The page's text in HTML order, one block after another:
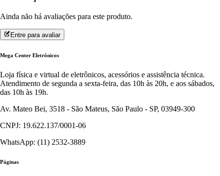
Ainda não há avaliações para este produto.
Entre para avaliar
Mega Center Eletrônicos
Loja física e virtual de eletrônicos, acessórios e assistência técnica.
Atendimento de segunda a sexta-feira, das 10h às 20h, e aos sábados,
das 10h às 19h.
Av. Mateo Bei, 3518 - São Mateus, São Paulo - SP, 03949-300
CNPJ: 19.622.137/0001-06
WhatsApp: (11) 2532-3889
Páginas